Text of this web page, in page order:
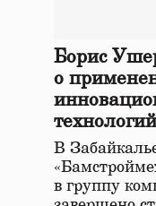
Борис
о
в
В
в группу